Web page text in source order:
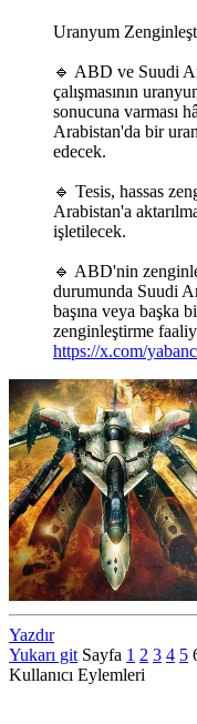
Uranyum
🔹 ABD ve Suudi
çalışmasının
sonucuna varması
Arabistan'da bir
edecek.
🔹 Tesis, hassas
Arabistan'a
işletilecek.
🔹 ABD'nin
durumunda Suudi
başına veya başka
zenginleştirme
https://x.com/
Yazdır
Yukarı git Sayfa 1 2 3 4 5
Kullanıcı Eylemleri